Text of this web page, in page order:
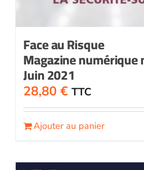
Face au Risque
Magazine numérique
Juin 2021
28,80 € TTC
Ajouter au panier